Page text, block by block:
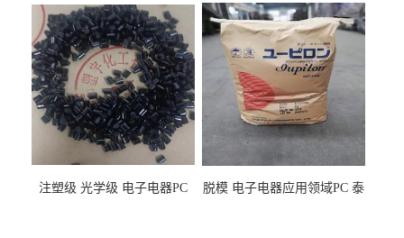
用料
注塑级 光学级 电子电器PC
脱模 电子电器应用领域PC 泰